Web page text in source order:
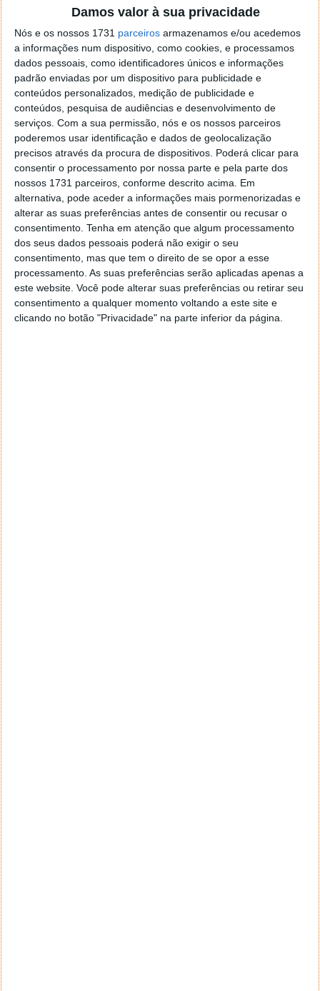
Damos valor à sua privacidade
Nós e os nossos 1731 parceiros armazenamos e/ou acedemos
a informações num dispositivo, como cookies, e processamos
dados pessoais, como identificadores únicos e informações
padrão enviadas por um dispositivo para publicidade e
conteúdos personalizados, medição de publicidade e
conteúdos, pesquisa de audiências e desenvolvimento de
serviços. Com a sua permissão, nós e os nossos parceiros
poderemos usar identificação e dados de geolocalização
precisos através da procura de dispositivos. Poderá clicar para
consentir o processamento por nossa parte e pela parte dos
nossos 1731 parceiros, conforme descrito acima. Em
alternativa, pode aceder a informações mais pormenorizadas e
alterar as suas preferências antes de consentir ou recusar o
consentimento. Tenha em atenção que algum processamento
dos seus dados pessoais poderá não exigir o seu
consentimento, mas que tem o direito de se opor a esse
processamento. As suas preferências serão aplicadas apenas a
este website. Você pode alterar suas preferências ou retirar seu
consentimento a qualquer momento voltando a este site e
clicando no botão "Privacidade" na parte inferior da página.
Embora o Ultra seja um fantástico smartwatch com
muitos novos sensores e funcionalidades, ainda lhe
faltam características que são obrigatórias para os
atletasoutdoor, tais como o mapeamento
topográfico offline e uma bateria com autonomia
para mais de uma semana.
Tem havido rumores de que a Apple trabalha para
expandir a duração da bateria do próximo Ultra,
mudando para dispositivos de visualização microLED.
Dito isto, a autorização de utilização das app ECG
Garmin poderá ser um enorme catalisador para a
empresa, que entrará ainda mais num mundo onde a
Apple domina há muitos anos.